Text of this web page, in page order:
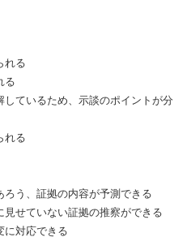
れる
る
ているため、示談のポイントが分
れる
う、証拠の内容が予測できる
せていない証拠の推察ができる
対応できる